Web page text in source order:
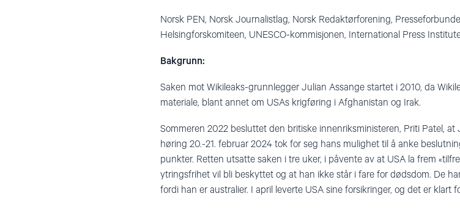
Norsk PEN, Norsk Journalistlag, Norsk Redaktørforening,
Helsingforskomiteen, UNESCO-kommisjonen, International Press
Bakgrunn:
Saken mot Wikileaks-grunnlegger Julian Assange startet i 2010, da
materiale, blant annet om USAs krigføring i Afghanistan og Irak.
Sommeren 2022 besluttet den britiske innenriksministeren, Priti Patel,
høring 20.-21. februar 2024 tok for seg hans mulighet til å anke
punkter. Retten utsatte saken i tre uker, i påvente av at USA la frem
ytringsfrihet vil bli beskyttet og at han ikke står i fare for dødsdom. De
fordi han er australier. I april leverte USA sine forsikringer, og det er klart